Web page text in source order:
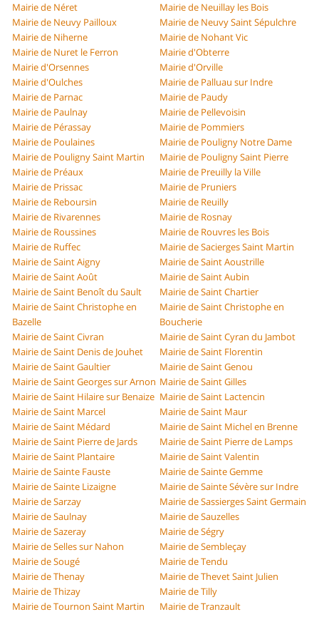
Mairie de Néret
Mairie de Neuillay les Bois
Mairie de Neuvy Pailloux
Mairie de Neuvy Saint Sépulchre
Mairie de Niherne
Mairie de Nohant Vic
Mairie de Nuret le Ferron
Mairie d'Obterre
Mairie d'Orsennes
Mairie d'Orville
Mairie d'Oulches
Mairie de Palluau sur Indre
Mairie de Parnac
Mairie de Paudy
Mairie de Paulnay
Mairie de Pellevoisin
Mairie de Pérassay
Mairie de Pommiers
Mairie de Poulaines
Mairie de Pouligny Notre Dame
Mairie de Pouligny Saint Martin
Mairie de Pouligny Saint Pierre
Mairie de Préaux
Mairie de Preuilly la Ville
Mairie de Prissac
Mairie de Pruniers
Mairie de Reboursin
Mairie de Reuilly
Mairie de Rivarennes
Mairie de Rosnay
Mairie de Roussines
Mairie de Rouvres les Bois
Mairie de Ruffec
Mairie de Sacierges Saint Martin
Mairie de Saint Aigny
Mairie de Saint Aoustrille
Mairie de Saint Août
Mairie de Saint Aubin
Mairie de Saint Benoît du Sault
Mairie de Saint Chartier
Mairie de Saint Christophe en
Bazelle
Mairie de Saint Christophe en
Boucherie
Mairie de Saint Civran
Mairie de Saint Cyran du Jambot
Mairie de Saint Denis de Jouhet
Mairie de Saint Florentin
Mairie de Saint Gaultier
Mairie de Saint Genou
Mairie de Saint Georges sur Arnon Mairie de Saint Gilles
Mairie de Saint Hilaire sur Benaize Mairie de Saint Lactencin
Mairie de Saint Marcel
Mairie de Saint Maur
Mairie de Saint Médard
Mairie de Saint Michel en Brenne
Mairie de Saint Pierre de Jards
Mairie de Saint Pierre de Lamps
Mairie de Saint Plantaire
Mairie de Saint Valentin
Mairie de Sainte Fauste
Mairie de Sainte Gemme
Mairie de Sainte Lizaigne
Mairie de Sainte Sévère sur Indre
Mairie de Sarzay
Mairie de Sassierges Saint Germain
Mairie de Saulnay
Mairie de Sauzelles
Mairie de Sazeray
Mairie de Ségry
Mairie de Selles sur Nahon
Mairie de Sembleçay
Mairie de Sougé
Mairie de Tendu
Mairie de Thenay
Mairie de Thevet Saint Julien
Mairie de Thizay
Mairie de Tilly
Mairie de Tournon Saint Martin
Mairie de Tranzault